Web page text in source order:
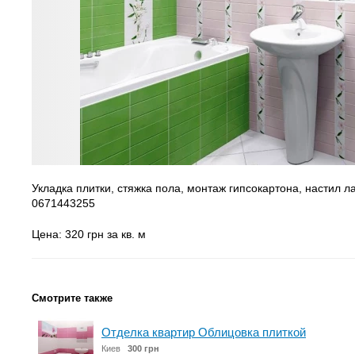
Укладка плитки, стяжка пола, монтаж гипсокартона, настил
0671443255
Цена: 320 грн за кв. м
Смотрите также
Отделка квартир Облицовка плиткой
Киев 300 грн